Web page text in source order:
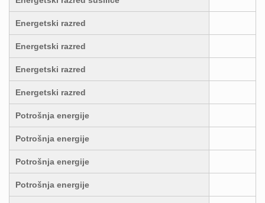
Energetski razred
Energetski razred
Energetski razred
Energetski razred
Potrošnja energije
Potrošnja energije
Potrošnja energije
Potrošnja energije